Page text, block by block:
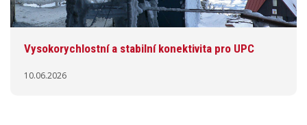
Vysokorychlostní a stabilní konektivita pro UPC
10.06.2026